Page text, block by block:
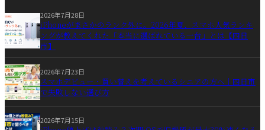
2026年7月28日
iPhoneがまさかのランク外に。2026年夏、スマホ人気ランキ
ングが教えてくれた「本当に選ばれている一台」とは【四日
市】
2026年7月23日
スマホデビュー・買い替えを考えているシニアの方へ｜四日市
で失敗しない選び方
2026年7月15日